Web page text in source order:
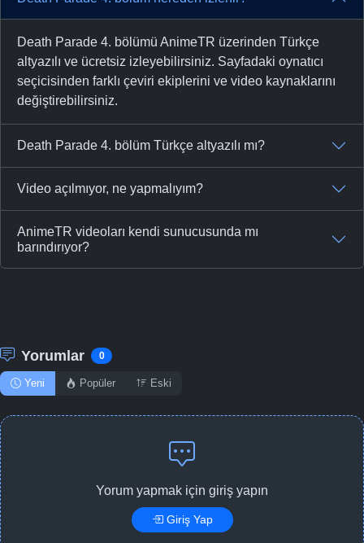
Death Parade 4. bölümü AnimeTR üzerinden Türkçe
altyazılı ve ücretsiz izleyebilirsiniz. Sayfadaki oynatıcı
seçicisinden farklı çeviri ekiplerini ve video kaynaklarını
değiştirebilirsiniz.
Death Parade 4. bölüm Türkçe altyazılı mı?
Video açılmıyor, ne yapmalıyım?
AnimeTR videoları kendi sunucusunda mı
barındırıyor?
Yorumlar 0
Yeni Popüler Eski
Yorum yapmak için giriş yapın
Giriş Yap